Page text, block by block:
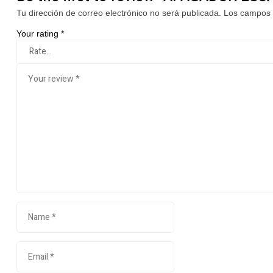
Tu dirección de correo electrónico no será publicada. Los
Your rating *